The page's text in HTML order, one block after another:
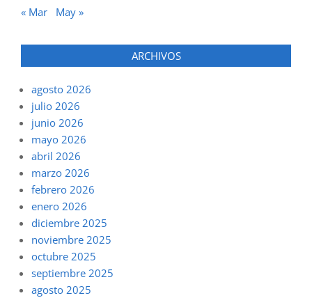
« Mar May »
ARCHIVOS
agosto 2026
julio 2026
junio 2026
mayo 2026
abril 2026
marzo 2026
febrero 2026
enero 2026
diciembre 2025
noviembre 2025
octubre 2025
septiembre 2025
agosto 2025